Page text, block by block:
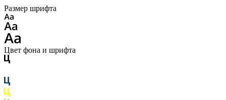
Размер шрифта
Цвет фона и шрифта